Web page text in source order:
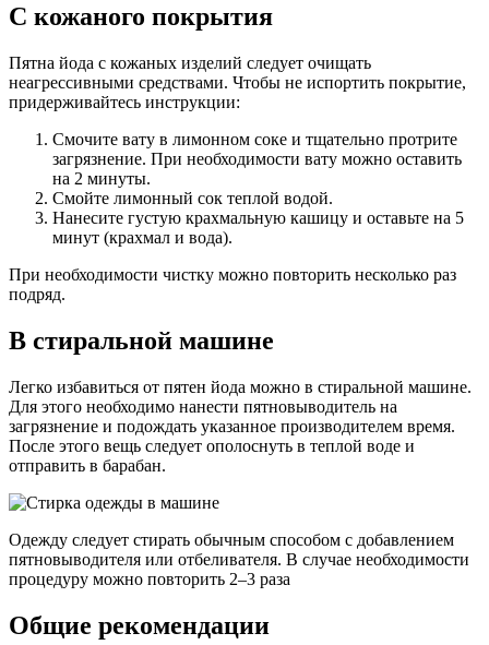
С кожаного покрытия
Пятна йода с кожаных изделий следует очищать
неагрессивными средствами. Чтобы не испортить покрытие,
придерживайтесь инструкции:
Смочите вату в лимонном соке и тщательно протрите
загрязнение. При необходимости вату можно оставить
на 2 минуты.
Смойте лимонный сок теплой водой.
Нанесите густую крахмальную кашицу и оставьте на 5
минут (крахмал и вода).
При необходимости чистку можно повторить несколько раз
подряд.
В стиральной машине
Легко избавиться от пятен йода можно в стиральной машине.
Для этого необходимо нанести пятновыводитель на
загрязнение и подождать указанное производителем время.
После этого вещь следует ополоснуть в теплой воде и
отправить в барабан.
Одежду следует стирать обычным способом с добавлением
пятновыводителя или отбеливателя. В случае необходимости
процедуру можно повторить 2–3 раза
Общие рекомендации